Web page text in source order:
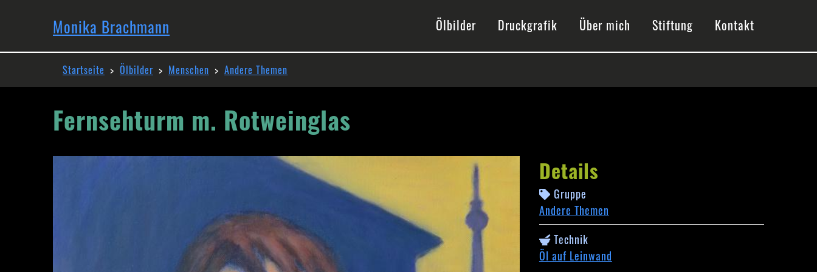
Monika Brachmann Ölbilder Druckgrafik Über mich Stiftung Kontakt
Startseite Ölbilder Menschen Andere Themen
Fernsehturm m. Rotweinglas
Details
Gruppe
Andere Themen
Technik
Öl auf Leinwand